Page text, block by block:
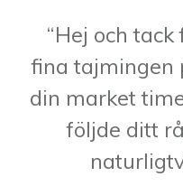
“Hej och
fina tajmingen
din market
följde ditt